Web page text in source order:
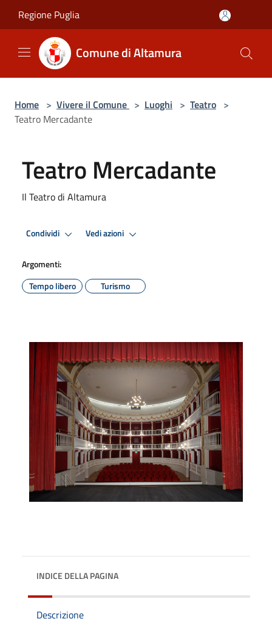
Regione Puglia
Comune di Altamura
Home > Vivere il Comune > Luoghi > Teatro >
Teatro Mercadante
Teatro Mercadante
Il Teatro di Altamura
Condividi Vedi azioni
Argomenti:
Tempo libero
Turismo
INDICE DELLA PAGINA
Descrizione